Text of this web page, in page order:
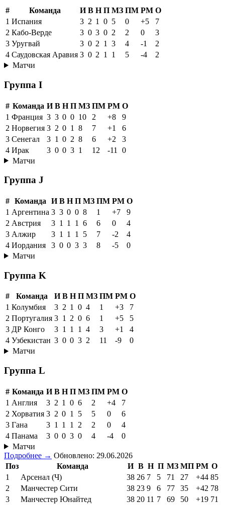
# Команда И В Н П МЗ ПМ РМ О
1 Испания 3 2 1 0 5 0 +5
7
2 Кабо-Верде 3 0 3 0 2 2 0
3
3 Уругвай 3 0 2 1 3 4 -1
2
4 Саудовская Аравия 3 0 2 1 1 5 -4
2
Матчи
Группа I
# Команда И В Н П МЗ ПМ РМ О
1 Франция 3 3 0 0 10 2 +8
9
2 Норвегия 3 2 0 1 8 7 +1
6
3 Сенегал 3 1 0 2 8 6 +2
3
4 Ирак 3 0 0 3 1 12 -11
0
Матчи
Группа J
# Команда И В Н П МЗ ПМ РМ О
1 Аргентина 3 3 0 0 8 1 +7
9
2 Австрия 3 1 1 1 6 6 0
4
3 Алжир 3 1 1 1 5 7 -2
4
4 Иордания 3 0 0 3 3 8 -5
0
Матчи
Группа K
# Команда И В Н П МЗ ПМ РМ О
1 Колумбия 3 2 1 0 4 1 +3
7
2 Португалия 3 1 2 0 6 1 +5
5
3 ДР Конго 3 1 1 1 4 3 +1
4
4 Узбекистан 3 0 0 3 2 11 -9
0
Матчи
Группа L
# Команда И В Н П МЗ ПМ РМ О
1 Англия 3 2 1 0 6 2 +4
7
2 Хорватия 3 2 0 1 5 5 0
6
3 Гана 3 1 1 1 2 2 0
4
4 Панама 3 0 0 3 0 4 -4
0
Матчи
Подробнее → Обновлено: 29.06.2026
Поз
Команда И В Н П МЗ МП РМ О
1
Арсенал (Ч) 38 26 7 5 71 27 +44 85
2
Манчестер Сити 38 23 9 6 77 35 +42 78
3
Манчестер Юнайтед 38 20 11 7 69 50 +19 71